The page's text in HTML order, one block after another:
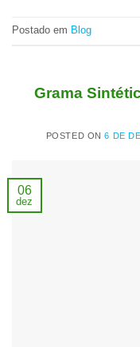
Postado em Blog
Grama
POSTED ON6 DE
06
dez